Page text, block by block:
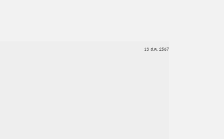
13 ส.ค. 2567